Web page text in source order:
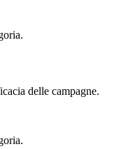
delle campagne.